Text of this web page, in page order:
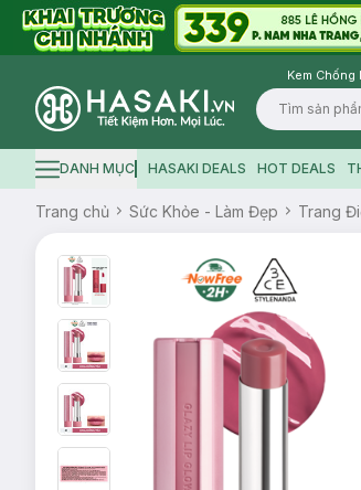
Kem Chống
Logo
Hamburger icon
DANH MỤC HASAKI DEALS HOT DEALS
Trang chủ Sức Khỏe - Làm Đẹp Trang